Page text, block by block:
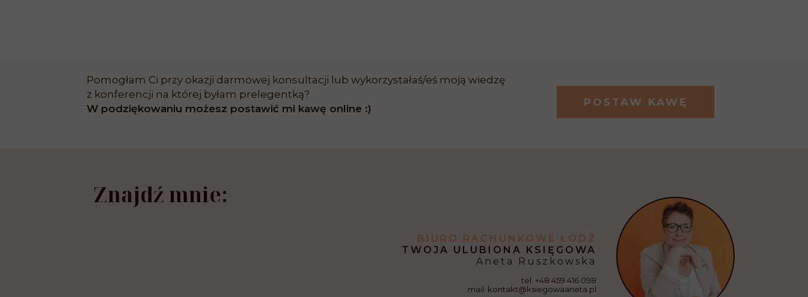
Pomogłam Ci przy okazji darmowej konsultacji lub wykorzystałaś/eś moją wiedzę
z konferencji na której byłam prelegentką?
W podziękowaniu możesz postawić mi kawę online :)
POSTAW KAWĘ
BIURO RACHUNKOWE ŁÓDŹ
TWOJA ULUBIONA KSIĘGOWA
Aneta Ruszkowska
tel. +48 459 416 098
mail: kontakt@ksiegowaaneta.pl
Znajdź mnie: